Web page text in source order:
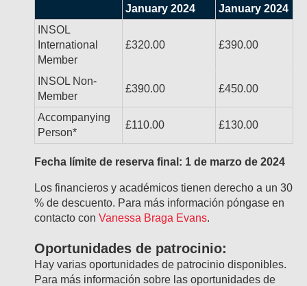
January 2024
January 2024
INSOL
International
Member
£320.00 £390.00
INSOL Non-
Member
£390.00 £450.00
Accompanying
Person*
£110.00 £130.00
Fecha límite de reserva final: 1 de marzo de 2024
Los financieros y académicos tienen derecho a un 30
% de descuento. Para más información póngase en
contacto con Vanessa Braga Evans.
Oportunidades de patrocinio:
Hay varias oportunidades de patrocinio disponibles.
Para más información sobre las oportunidades de